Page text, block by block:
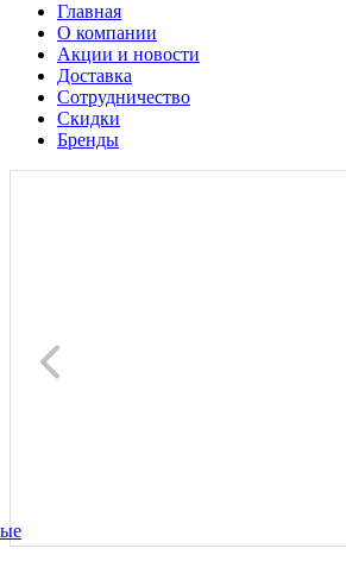
Главная
О компании
Акции и новости
Доставка
Сотрудничество
Скидки
Бренды